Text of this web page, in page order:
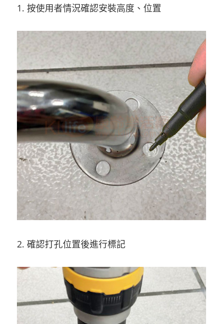
1. 按使用者情況確認安裝高度、位置
2. 確認打孔位置後進行標記